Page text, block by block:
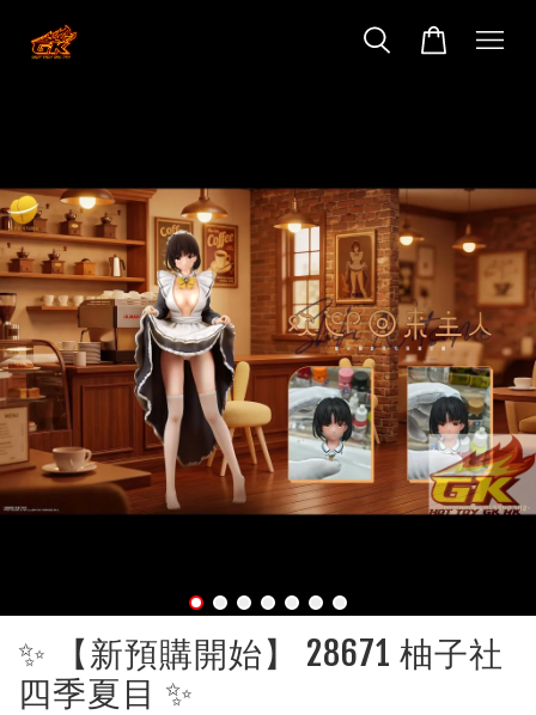
✨ 【新預購開始】 28671 柚子社
四季夏目 ✨